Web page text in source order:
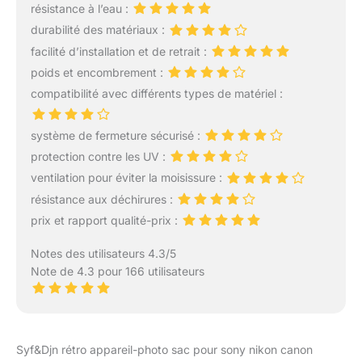
longue fermeture éclair.
Les trois sacs pliables
offrent également la
possibilité de stocker
plus d'articles. Le sac à
dos de montagne est
qualité et extrêmement
robuste. Livré avec une
housse imperméable
intégrée qui peut être
démontée. Le sac à dos
dispose d'un certain
réglage pratiques : en
plus des supports
également un certain
polyéthylène noir
compatible avec les
paravents rétractables -
Hauteur 2 M Prenez soin
de votre mobilier
d'extérieur et optimisez
résistance à l’eau :
durabilité des matériaux :
facilité d’installation et de retrait :
poids et encombrement :
compatibilité avec différents types de matériel :
système de fermeture sécurisé :
protection contre les UV :
ventilation pour éviter la moisissure :
résistance aux déchirures :
prix et rapport qualité-prix :
Notes des utilisateurs 4.3/5
Note de 4.3 pour 166 utilisateurs
Syf&Djn rétro appareil-photo sac pour sony nikon canon